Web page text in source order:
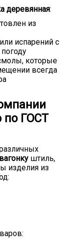
деревянная:
из
испарений с
которые
всегда
по ГОСТ
штиль,
изделия из